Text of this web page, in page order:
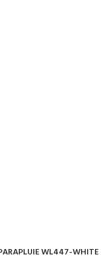
WL447-WHITE